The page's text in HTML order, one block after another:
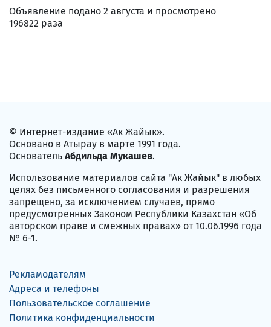
Объявление подано 2 августа и просмотрено
196822 раза
© Интернет-издание «Ак Жайык».
Основано в Атырау в марте 1991 года.
Основатель Абдильда Мукашев.
Использование материалов сайта "Ак Жайык" в любых
целях без письменного согласования и разрешения
запрещено, за исключением случаев, прямо
предусмотренных Законом Республики Казахстан «Об
авторском праве и смежных правах» от 10.06.1996 года
№ 6-1.
Рекламодателям
Адреса и телефоны
Пользовательское соглашение
Политика конфиденциальности